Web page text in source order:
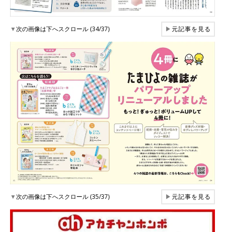
▼次の画像は下へスクロール (34/37) ▶元記事を見る
▼次の画像は下へスクロール (35/37) ▶元記事を見る